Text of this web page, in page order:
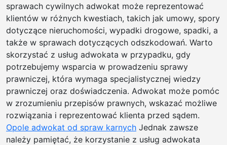
sprawach cywilnych adwokat może reprezentować
klientów w różnych kwestiach, takich jak umowy, spory
dotyczące nieruchomości, wypadki drogowe, spadki, a
także w sprawach dotyczących odszkodowań. Warto
skorzystać z usług adwokata w przypadku, gdy
potrzebujemy wsparcia w prowadzeniu sprawy
prawniczej, która wymaga specjalistycznej wiedzy
prawniczej oraz doświadczenia. Adwokat może pomóc
w zrozumieniu przepisów prawnych, wskazać możliwe
rozwiązania i reprezentować klienta przed sądem.
Opole adwokat od spraw karnych Jednak zawsze
należy pamiętać, że korzystanie z usług adwokata